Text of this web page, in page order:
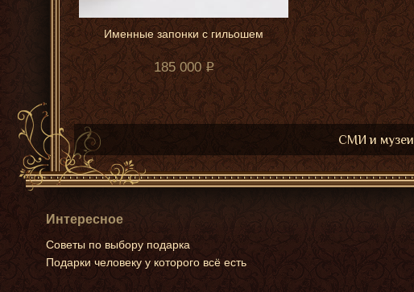
Именные запонки с гильошем
185 000
СМИ и музеи
Интересное
Советы по выбору подарка
Подарки человеку у которого всё есть